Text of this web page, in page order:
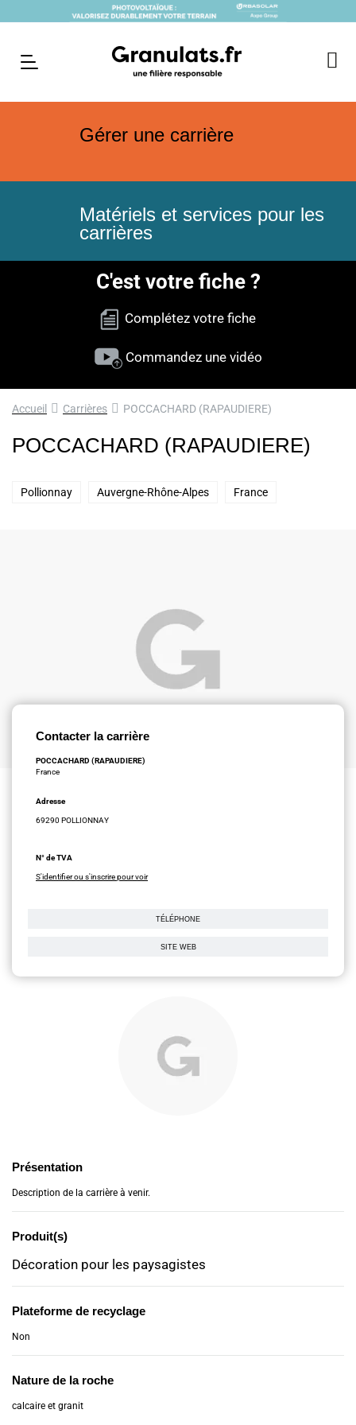
Gérer une carrière
Matériels et services pour les
carrières
C'est votre fiche ?
Complétez votre fiche
Commandez une vidéo
Accueil Carrières POCCACHARD (RAPAUDIERE)
POCCACHARD (RAPAUDIERE)
Pollionnay Auvergne-Rhône-Alpes France
Contacter la carrière
POCCACHARD (RAPAUDIERE)
France
Adresse
69290 POLLIONNAY
N° de TVA
S'identifier ou s'inscrire pour voir
TÉLÉPHONE
SITE WEB
Présentation
Description de la carrière à venir.
Produit(s)
Décoration pour les paysagistes
Plateforme de recyclage
Non
Nature de la roche
calcaire et granit